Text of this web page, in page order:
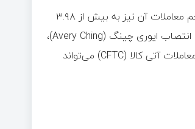
پس از اعلام این خبر، قیمت آپتوس از ۴.۶۳ دلار به حدود ۵.۵۲ دلار افزایش یافت و حجم معاملات آن نیز به بیش از ۳.۹۸
میلیارد دلار رسید که بالاترین سطح در سه ماه گذشته محسوب می‌شود. از سوی دیگر، انتصاب ایوری چینگ (Avery Ching)،
مدیرعامل آپتوس لبز (Aptos Labs)، در کمیته مشورتی دارایی‌های دیجیتال کمیسیون معاملات آتی کالا (CFTC) می‌تواند